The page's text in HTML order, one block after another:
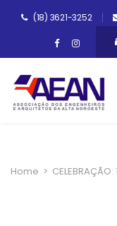
(18) 3621-3252
Home >